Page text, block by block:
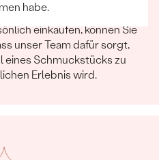
Erlebnis
einkaufen, können Sie
unser Team dafür sorgt,
eines Schmuckstücks zu
Erlebnis wird.
habe.